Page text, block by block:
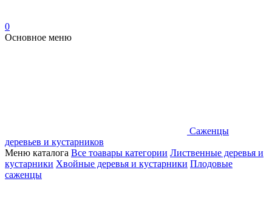
0
Основное меню
Саженцы
деревьев и кустарников
Меню каталога Все тоавары категории Лиственные деревья и
кустарники Хвойные деревья и кустарники Плодовые
саженцы